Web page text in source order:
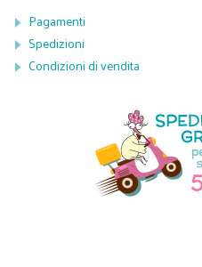
Pagamenti
Spedizioni
Condizioni di vendita